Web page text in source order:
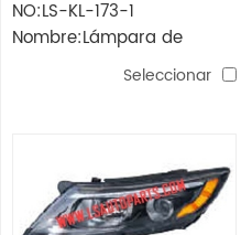
NO:LS-KL-173-1
Nombre:Lámpara de
cabeza soul'11 (negra)
Seleccionar